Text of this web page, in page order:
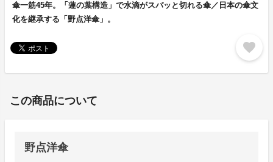
傘一筋45年。「蓮の葉構造」で水滴がスパッと切れる傘／日本の傘文
化を継承する「野点洋傘」。
favorite
この商品について
野点洋傘